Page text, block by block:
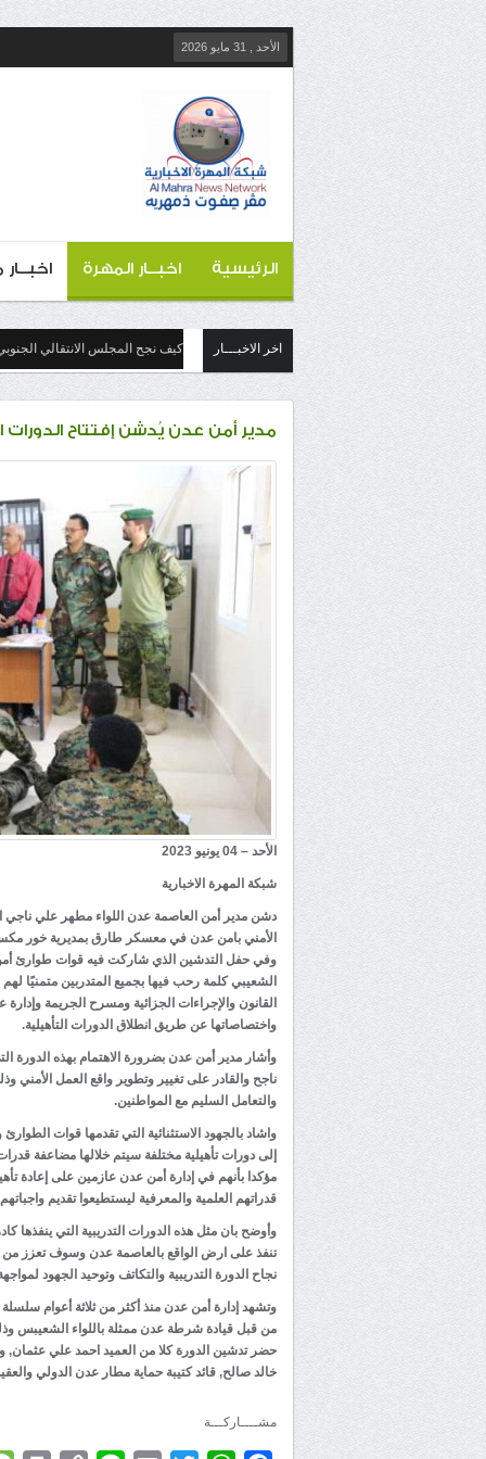
الأحد , 31 مايو 2026
الرئيسية اخبــار المهرة
اخر الاخبـــار كيف نجح المجلس الانتقالي
مدير أمن عدن يُدشن إفتتاح الدورات
الأحد – 04 يونيو 2023
شبكة المهرة الاخبارية
دشن مدير أمن العاصمة عدن اللواء مطهر علي ناجي
الأمني بامن عدن في معسكر طارق بمديرية خور
وفي حفل التدشين الذي شاركت فيه قوات طوارئ أمن
الشعيبي كلمة رحب فيها بجميع المتدربين متمنيًا
القانون والإجراءات الجزائية ومسرح الجريمة
واختصاصاتها عن طريق انطلاق الدورات التأهيلية.
وأشار مدير أمن عدن بضرورة الاهتمام بهذه الدورة
ناجح والقادر على تغيير وتطوير واقع العمل
والتعامل السليم مع المواطنين.
واشاد بالجهود الاستثنائية التي تقدمها قوات
إلى دورات تأهيلية مختلفة سيتم خلالها مضاعفة
مؤكدا بأنهم في إدارة أمن عدن عازمين على إعادة
قدراتهم العلمية والمعرفية ليستطيعوا تقديم
وأوضح بان مثل هذه الدورات التدريبية التي ينفذها
تنفذ على ارض الواقع بالعاصمة عدن وسوف تعزز من
نجاح الدورة التدريبية والتكاتف وتوحيد الجهود
وتشهد إدارة أمن عدن منذ أكثر من ثلاثة أعوام سلسلة
من قبل قيادة شرطة عدن ممثلة باللواء الشعيبس
حضر تدشين الدورة كلا من العميد احمد علي عثمان,
خالد صالح, قائد كتيبة حماية مطار عدن الدولي
مشــــاركـــة